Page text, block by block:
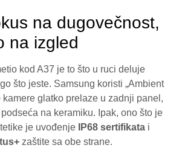
na dugovečnost,
na izgled
kod A37 je to što u ruci deluje
što jeste. Samsung koristi „Ambient
kamere glatko prelaze u zadnji panel,
na keramiku. Ipak, ono što je
je uvođenje
IP68 sertifikata i
zaštite sa obe strane.